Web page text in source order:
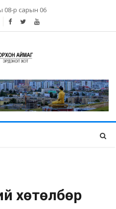
08-р сарын 06
хөтөлбөр